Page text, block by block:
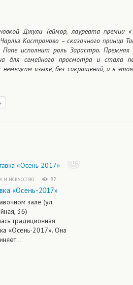
Джули Теймор, лауреата премии
Кастроново – сказочного принца
исполнит роль Зарастро. Прежняя
для семейного просмотра и стала
языке, без сокращений, и в
И ИСКУССТВО 82
«Осень-2017»
зале (ул.
36)
традиционная
«Осень-2017». Она